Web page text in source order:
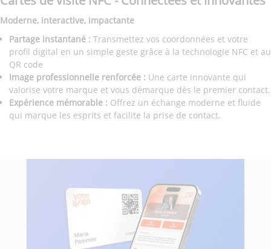
Moderne, interactive, impactante
Partage instantané : Transmettez vos coordonnées et votre
profil digital en un simple geste grâce à la technologie NFC et au
QR code
Image professionnelle renforcée : Une carte innovante qui
valorise votre marque et vous démarque dès le premier contact.
Expérience mémorable : Offrez un échange moderne et fluide
qui marque les esprits et facilite la prise de contact.